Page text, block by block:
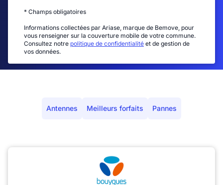
* Champs obligatoires
Informations collectées par Ariase, marque de Bemove, pour
vous renseigner sur la couverture mobile de votre commune.
Consultez notre politique de confidentialité et de gestion de
vos données.
Antennes Meilleurs forfaits Pannes